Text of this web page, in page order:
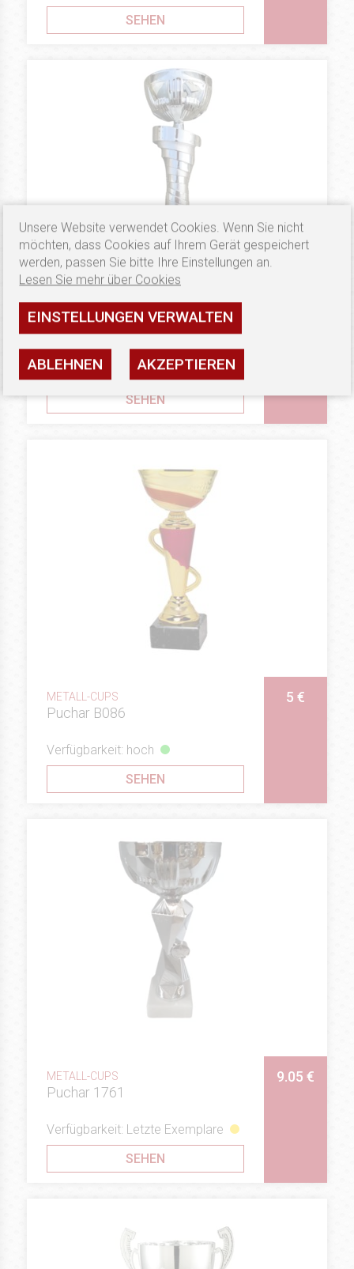
SEHEN
METALL-CUPS
Puchar 0404
Verfügbarkeit: hoch
SEHEN
METALL-CUPS
Puchar B086
5 €
Verfügbarkeit: hoch
SEHEN
METALL-CUPS
Puchar 1761
9.05 €
Verfügbarkeit: Letzte Exemplare
SEHEN
Unsere Website verwendet Cookies. Wenn Sie nicht
möchten, dass Cookies auf Ihrem Gerät gespeichert
werden, passen Sie bitte Ihre Einstellungen an.
Lesen Sie mehr über Cookies
EINSTELLUNGEN VERWALTEN
ABLEHNEN AKZEPTIEREN